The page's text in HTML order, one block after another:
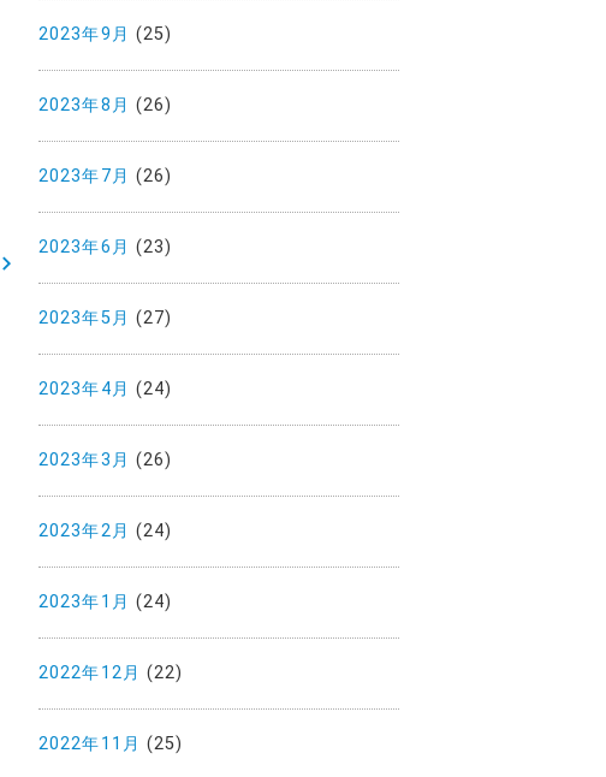
2023年9月 (25)
2023年8月 (26)
2023年7月 (26)
2023年6月 (23)
2023年5月 (27)
2023年4月 (24)
2023年3月 (26)
2023年2月 (24)
2023年1月 (24)
2022年12月 (22)
2022年11月 (25)